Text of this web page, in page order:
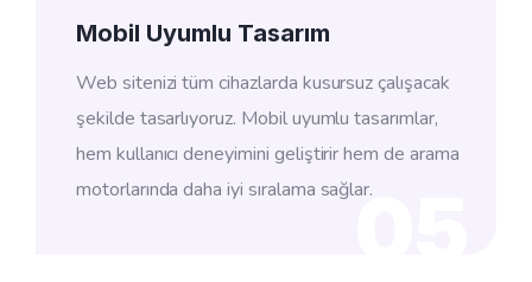
05
Mobil Uyumlu Tasarım
Web sitenizi tüm cihazlarda kusursuz çalışacak
şekilde tasarlıyoruz. Mobil uyumlu tasarımlar,
hem kullanıcı deneyimini geliştirir hem de arama
motorlarında daha iyi sıralama sağlar.